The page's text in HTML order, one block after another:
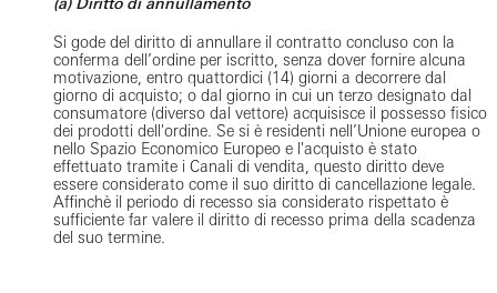
(a) Diritto di annullamento
Si gode del diritto di annullare il contratto concluso con la
conferma dell’ordine per iscritto, senza dover fornire alcuna
motivazione, entro quattordici (14) giorni a decorrere dal
giorno di acquisto; o dal giorno in cui un terzo designato dal
consumatore (diverso dal vettore) acquisisce il possesso fisico
dei prodotti dell'ordine. Se si è residenti nell’Unione europea o
nello Spazio Economico Europeo e l'acquisto è stato
effettuato tramite i Canali di vendita, questo diritto deve
essere considerato come il suo diritto di cancellazione legale.
Affinchè il periodo di recesso sia considerato rispettato è
sufficiente far valere il diritto di recesso prima della scadenza
del suo termine.